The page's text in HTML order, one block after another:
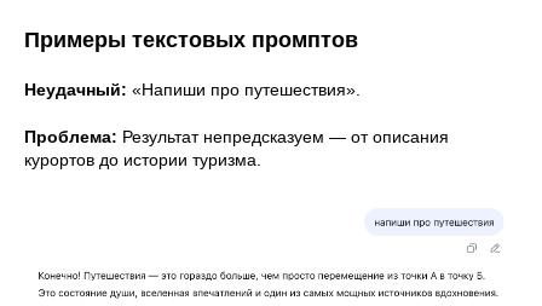
Примеры текстовых промптов
Неудачный: «Напиши про путешествия».
Проблема: Результат непредсказуем — от описания
курортов до истории туризма.